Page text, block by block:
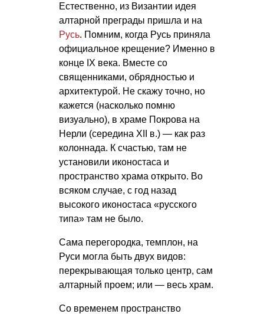
Естественно, из Византии идея
алтарной преграды пришла и на
Русь. Помним, когда Русь приняла
официальное крещение? Именно в
конце IX века. Вместе со
священниками, обрядностью и
архитектурой. Не скажу точно, но
кажется (насколько помню
визуально), в храме Покрова на
Нерли (середина XII в.) — как раз
колоннада. К счастью, там не
установили иконостаса и
пространство храма открыто. Во
всяком случае, с год назад
высокого иконостаса «русского
типа» там не было.
Сама перегородка, темплон, на
Руси могла быть двух видов:
перекрывающая только центр, сам
алтарный проем; или — весь храм.
Со временем пространство